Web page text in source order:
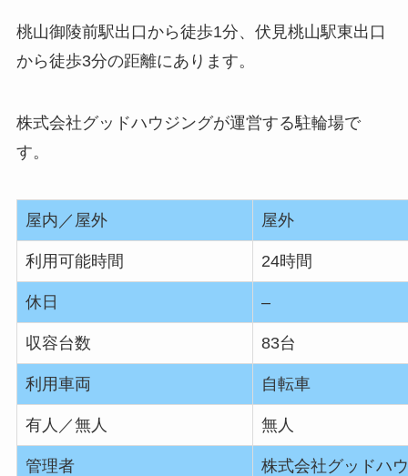
桃山御陵前駅出口から徒歩1分、伏見桃山駅東出口
から徒歩3分の距離にあります。
株式会社グッドハウジングが運営する駐輪場で
す。
屋内／屋外 屋外
利用可能時間 24時間
休日 –
収容台数 83台
利用車両 自転車
有人／無人 無人
管理者 株式会社グッドハ